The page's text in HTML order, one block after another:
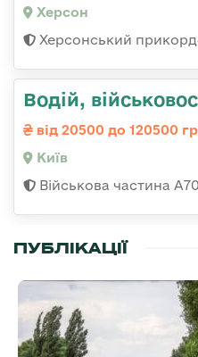
Херсон
Херсонський
Водій,
від 20500 до 120500
Київ
Військова частина
ПУБЛІКАЦІЇ